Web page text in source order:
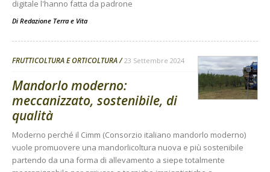
digitale l'hanno fatta da padrone
Di Redazione Terra e Vita
FRUTTICOLTURA E ORTICOLTURA 23 Settembre 2024
Mandorlo moderno:
meccanizzato, sostenibile, di
qualità
Moderno perché il Cimm (Consorzio italiano mandorlo moderno)
vuole promuovere una mandorlicoltura nuova e più sostenibile
partendo da una forma di allevamento a siepe totalmente